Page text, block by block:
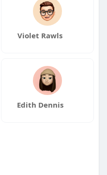
Violet Rawls
Edith Dennis